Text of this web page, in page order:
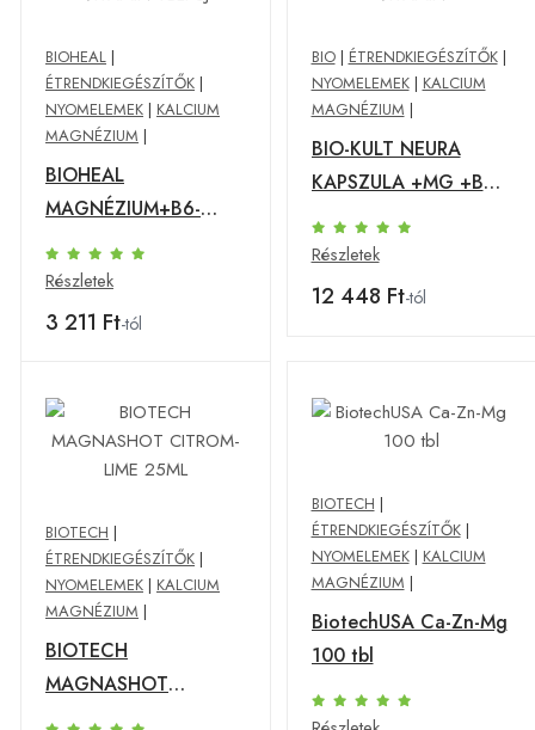
BIOHEAL |
ÉTRENDKIEGÉSZÍTŐK |
NYOMELEMEK | KALCIUM
MAGNÉZIUM |
BIOHEAL
MAGNÉZIUM+B6-
VITAMIN TBL. ÚJ
Részletek
3 211 Ft-tól
BIO| ÉTRENDKIEGÉSZÍTŐK|
NYOMELEMEK| KALCIUM
MAGNÉZIUM |
BIO-KULT NEURA
KAPSZULA +MG +B6-
VITAMIN
Részletek
12 448 Ft-tól
BIOTECH |
ÉTRENDKIEGÉSZÍTŐK |
NYOMELEMEK | KALCIUM
MAGNÉZIUM |
BIOTECH
MAGNASHOT
CITROM-LIME 25ML
BIOTECH |
ÉTRENDKIEGÉSZÍTŐK|
NYOMELEMEK| KALCIUM
MAGNÉZIUM |
BiotechUSA Ca-Zn-Mg
100 tbl